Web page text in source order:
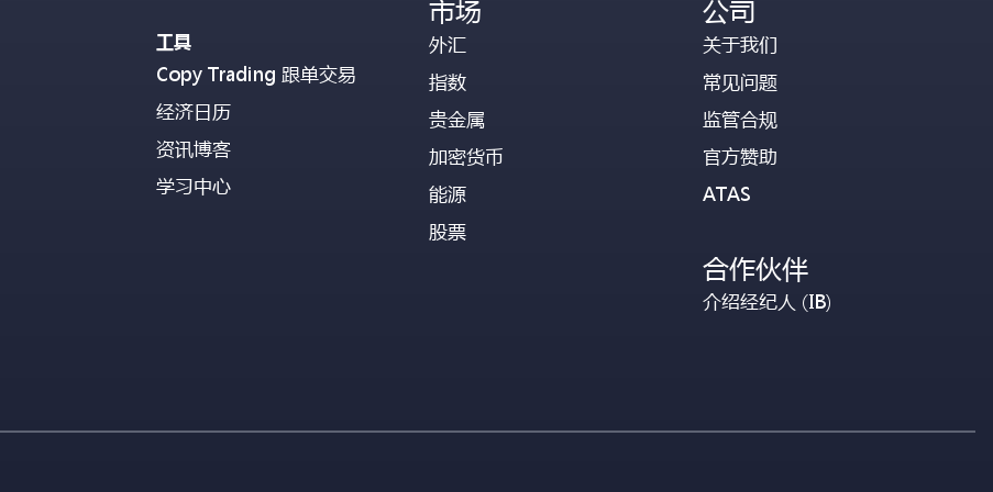
工具
Copy Trading 跟单交易
经济日历
资讯博客
学习中心
市场
外汇
指数
贵金属
加密货币
能源
股票
公司
关于我们
常见问题
监管合规
官方赞助
ATAS
合作伙伴
介绍经纪人 (IB)